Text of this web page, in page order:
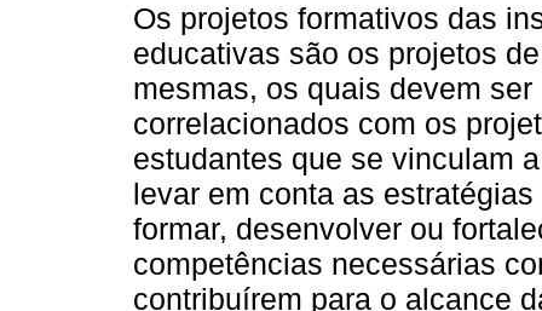
Os projetos formativos das
educativas são os projetos
mesmas, os quais devem ser
correlacionados com os
estudantes que se vinculam
levar em conta as
formar, desenvolver ou
competências necessárias
contribuírem para o alcance